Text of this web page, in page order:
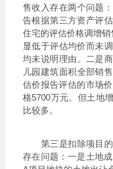
售收入存在两个问题
告根据第三方资产评
住宅的评估价格调增
显低于评估均价而未
均未说明理由。二是
儿园建筑面积全部销
估价报告评估的市场
格5700万元。但土地
比较多。
第三是扣除项目的
存在问题：一是土地